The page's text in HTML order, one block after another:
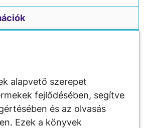
alapvető szerepet
fejlődésében, segítve
és az olvasás
Ezek a könyvek